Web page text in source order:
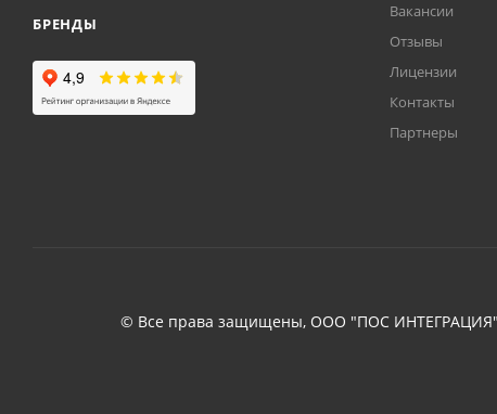
БРЕНДЫ
Вакансии
Отзывы
Лицензии
Контакты
Партнеры
© Все права защищены, ООО "ПОС ИНТЕГРАЦИЯ"